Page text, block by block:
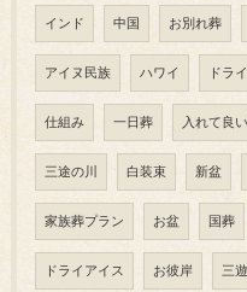
インド 中国 お別れ葬
アイヌ民族 ハワイ ドラ
仕組み 一日葬 入れて良
三途の川 白装束 新盆
家族葬プラン お盆 国葬
ドライアイス お彼岸 三